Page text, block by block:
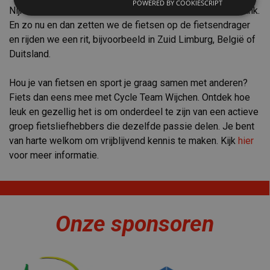
Nijmeegse heuvellandschap en soms ook naar de Posbank.
En zo nu en dan zetten we de fietsen op de fietsendrager
en rijden we een rit, bijvoorbeeld in Zuid Limburg, België of
Duitsland.
Hou je van fietsen en sport je graag samen met anderen?
Fiets dan eens mee met Cycle Team Wijchen. Ontdek hoe
leuk en gezellig het is om onderdeel te zijn van een actieve
groep fietsliefhebbers die dezelfde passie delen. Je bent
van harte welkom om vrijblijvend kennis te maken. Kijk hier
voor meer informatie.
Onze sponsoren
POWERED BY COOKIESCRIPT